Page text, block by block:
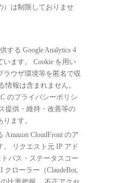
）は制限しておりませ
する Google Analytics 4
ます。 Cookie を用い
ウザ環境等を匿名で収
情報は含まれません。
のプライバシーポリシ
提供・維持・改善等の
ます。
CloudFront のア
。 リクエスト元 IP アド
パス・ステータスコー
クローラー（ClaudeBot,